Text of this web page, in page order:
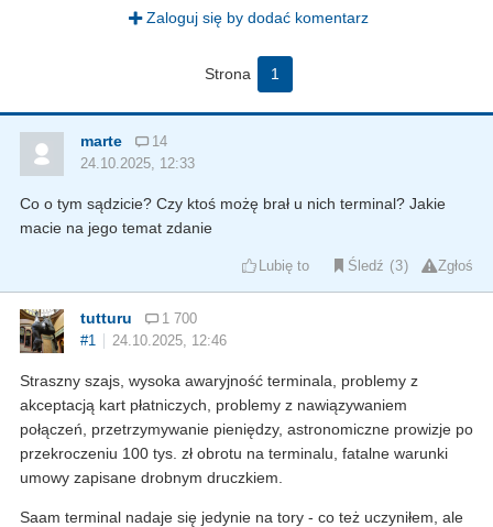
Zaloguj się by dodać komentarz
Strona 1
marte
14
24.10.2025, 12:33
Co o tym sądzicie? Czy ktoś możę brał u nich terminal? Jakie
macie na jego temat zdanie
Lubię to Śledź 3 Zgłoś
tutturu
1 700
#1
24.10.2025, 12:46
Straszny szajs, wysoka awaryjność terminala, problemy z
akceptacją kart płatniczych, problemy z nawiązywaniem
połączeń, przetrzymywanie pieniędzy, astronomiczne prowizje po
przekroczeniu 100 tys. zł obrotu na terminalu, fatalne warunki
umowy zapisane drobnym druczkiem.
Saam terminal nadaje się jedynie na tory - co też uczyniłem, ale